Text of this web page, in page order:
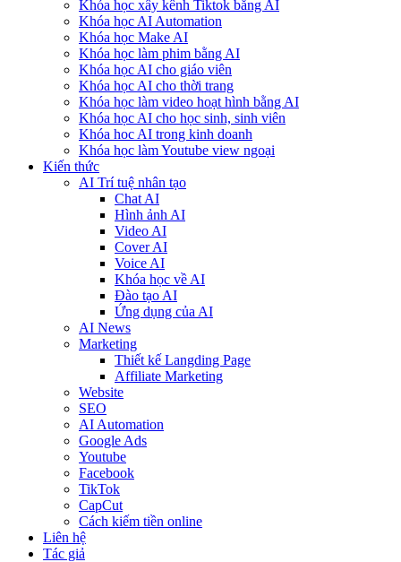
Khóa học xây kênh Tiktok bằng AI
Khóa học AI Automation
Khóa học Make AI
Khóa học làm phim bằng AI
Khóa học AI cho giáo viên
Khóa học AI cho thời trang
Khóa học làm video hoạt hình bằng AI
Khóa học AI cho học sinh, sinh viên
Khóa hoc AI trong kinh doanh
Khóa học làm Youtube view ngoại
Kiến thức
AI Trí tuệ nhân tạo
Chat AI
Hình ảnh AI
Video AI
Cover AI
Voice AI
Khóa học về AI
Đào tạo AI
Ứng dụng của AI
AI News
Marketing
Thiết kế Langding Page
Affiliate Marketing
Website
SEO
AI Automation
Google Ads
Youtube
Facebook
TikTok
CapCut
Cách kiếm tiền online
Liên hệ
Tác giả